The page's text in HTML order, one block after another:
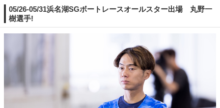
05/26-05/31浜名湖SGボートレースオールスター出場 丸野一
樹選手!